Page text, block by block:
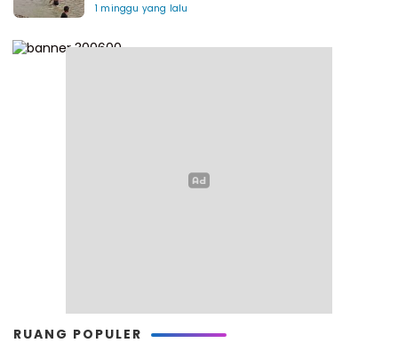
1 minggu yang lalu
RUANG POPULER